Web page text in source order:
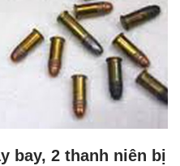
bay, 2 thanh niên bị